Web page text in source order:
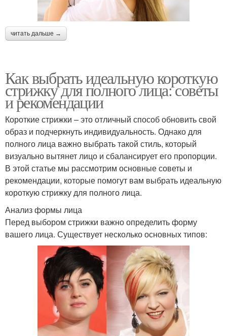
читать дальше →
Как выбрать идеальную короткую
стрижку для полного лица: советы
и рекомендации
Короткие стрижки – это отличный способ обновить свой
образ и подчеркнуть индивидуальность. Однако для
полного лица важно выбрать такой стиль, который
визуально вытянет лицо и сбалансирует его пропорции.
В этой статье мы рассмотрим основные советы и
рекомендации, которые помогут вам выбрать идеальную
короткую стрижку для полного лица.
Анализ формы лица
Перед выбором стрижки важно определить форму
вашего лица. Существует несколько основных типов: